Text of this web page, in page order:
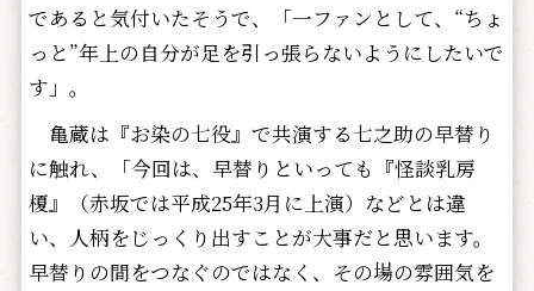
であると気付いたそうで、「一ファンとして、“ちょ
っと”年上の自分が足を引っ張らないようにしたいで
す」。
亀蔵は『お染の七役』で共演する七之助の早替り
に触れ、「今回は、早替りといっても『怪談乳房
榎』（赤坂では平成25年3月に上演）などとは違
い、人柄をじっくり出すことが大事だと思います。
早替りの間をつなぐのではなく、その場の雰囲気を